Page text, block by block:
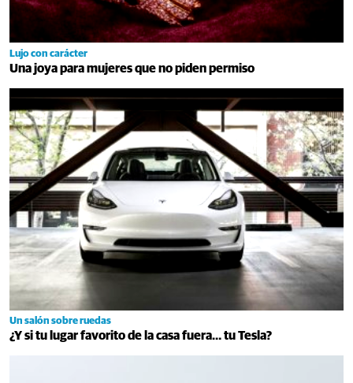
Lujo con carácter
Una joya para mujeres que no piden permiso
Un salón sobre ruedas
¿Y si tu lugar favorito de la casa fuera… tu Tesla?